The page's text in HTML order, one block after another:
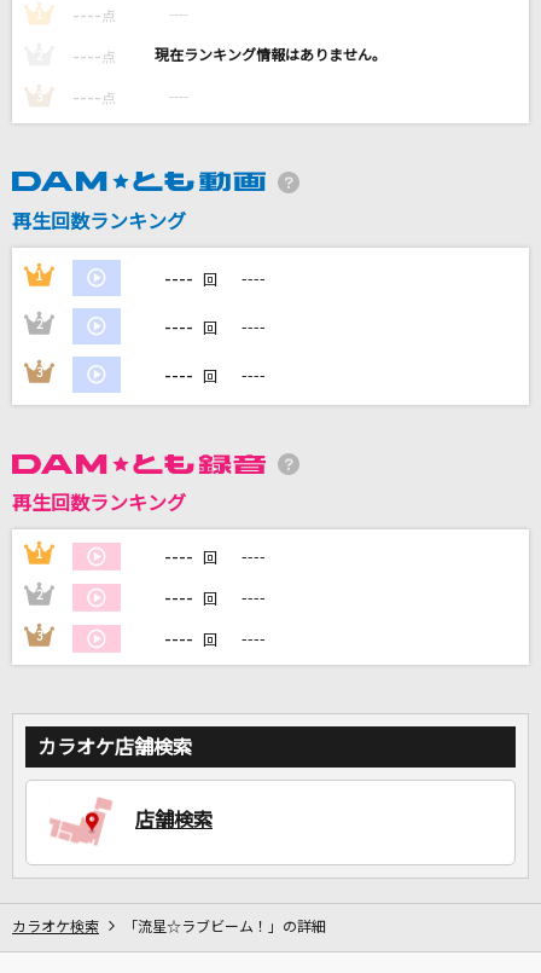
One Direction
TK from 凛として時雨
RADWIMPS
会いたくて 会いたくて
西野カナ
ラブ・ストーリーは突然に
小田和正
DEEN
[生音]あふれる涙が伝うとき
津吹みゆ
カラオケをもっと楽しもう！
1 ---- 点 ----
---- 点 ----
3 ---- 点 ----
再生回数ランキング
1 ---- 回 ----
2 ---- 回 ----
3 ---- 回 ----
再生回数ランキング
1 ---- 回 ----
2 ---- 回 ----
3 ---- 回 ----
カラオケ店舗検索
店舗検索
カラオケ検索 「流星☆ラブビーム！」の詳細